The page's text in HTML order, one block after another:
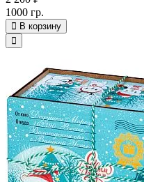
1000 гр.
В корзину